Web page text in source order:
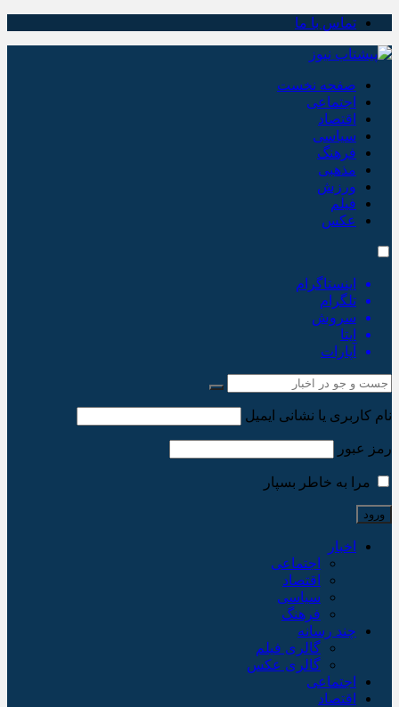
تماس با ما
صفحه نخست
اجتماعی
اقتصاد
سیاسی
فرهنگ
مذهبی
ورزش
فیلم
عکس
اینستاگرام
تلگرام
سروش
ایتا
آپارات
نام کاربری یا نشانی ایمیل
رمز عبور
مرا به خاطر بسپار
اخبار
اجتماعی
اقتصاد
سیاسی
فرهنگ
چند رسانه
گالری فیلم
گالری عکس
اجتماعی
اقتصاد